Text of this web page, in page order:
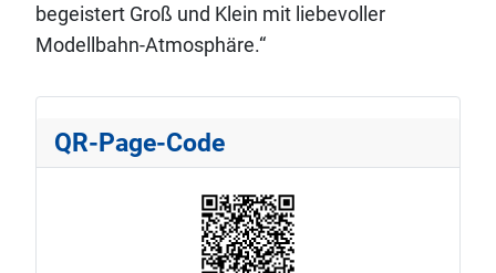
begeistert Groß und Klein mit liebevoller
Modellbahn-Atmosphäre.“
QR-Page-Code